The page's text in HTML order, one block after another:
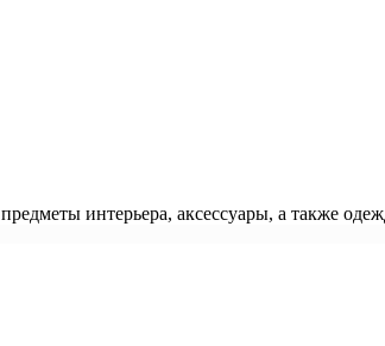
интерьера, аксессуары, а также